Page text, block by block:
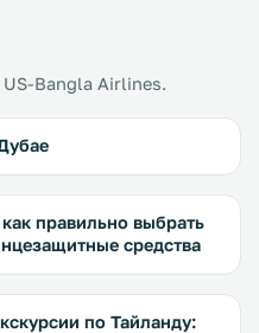
US-Bangla Airlines.
правильно выбрать
средства
по Тайланду: